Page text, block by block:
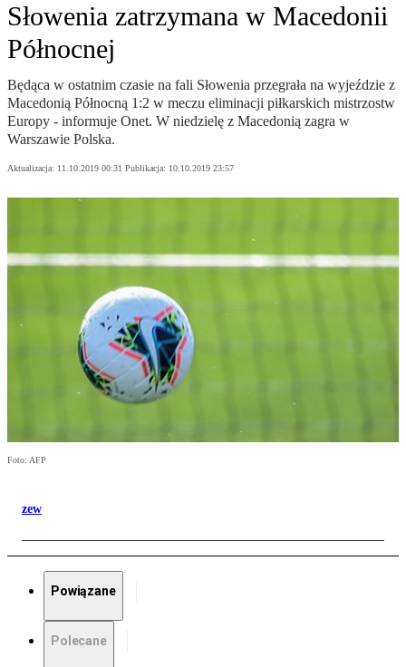
Słowenia zatrzymana w Macedonii
Północnej
Będąca w ostatnim czasie na fali Słowenia przegrała na wyjeździe z
Macedonią Północną 1:2 w meczu eliminacji piłkarskich mistrzostw
Europy - informuje Onet. W niedzielę z Macedonią zagra w
Warszawie Polska.
Aktualizacja: 11.10.2019 00:31 Publikacja: 10.10.2019 23:57
Foto: AFP
zew
Powiązane
Polecane